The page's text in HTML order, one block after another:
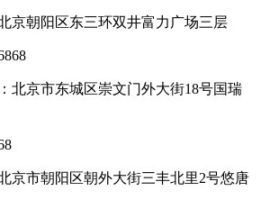
京朝阳区东三环双井富力广场三层
北京市东城区崇文门外大街18号国瑞
京市朝阳区朝外大街三丰北里2号悠唐